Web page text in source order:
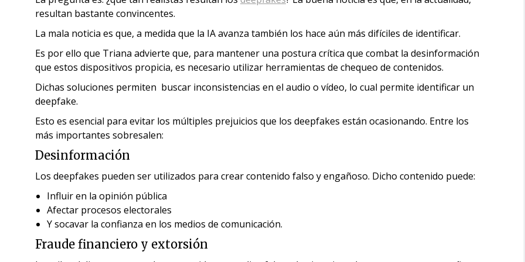
resultan bastante convincentes.
La mala noticia es que, a medida que la IA avanza también los hace aún más difíciles de identificar.
Es por ello que Triana advierte que, para mantener una postura crítica que combat la desinformación
que estos dispositivos propicia, es necesario utilizar herramientas de chequeo de contenidos.
Dichas soluciones permiten buscar inconsistencias en el audio o vídeo, lo cual permite identificar un
deepfake.
Esto es esencial para evitar los múltiples prejuicios que los deepfakes están ocasionando. Entre los
más importantes sobresalen:
Desinformación
Los deepfakes pueden ser utilizados para crear contenido falso y engañoso. Dicho contenido puede:
Influir en la opinión pública
Afectar procesos electorales
Y socavar la confianza en los medios de comunicación.
Fraude financiero y extorsión